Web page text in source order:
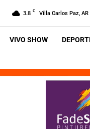
3.8 C Villa Carlos Paz, AR
VIVO SHOW